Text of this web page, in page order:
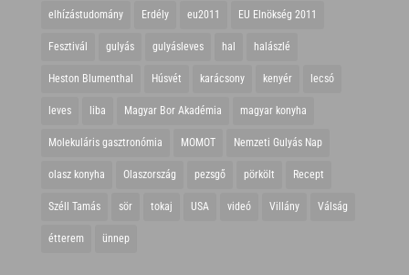
elhízástudomány Erdély eu2011 EU Elnökség 2011
Fesztivál gulyás gulyásleves hal halászlé
Heston Blumenthal Húsvét karácsony kenyér lecsó
leves liba Magyar Bor Akadémia magyar konyha
Molekuláris gasztronómia MOMOT Nemzeti Gulyás Nap
olasz konyha Olaszország pezsgő pörkölt Recept
Széll Tamás sör tokaj USA videó Villány Válság
étterem ünnep